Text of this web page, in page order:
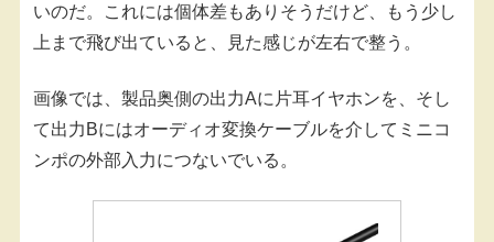
いのだ。これには個体差もありそうだけど、もう少し
上まで飛び出ていると、見た感じが左右で整う。
画像では、製品奥側の出力Aに片耳イヤホンを、そし
て出力Bにはオーディオ変換ケーブルを介してミニコ
ンポの外部入力につないでいる。